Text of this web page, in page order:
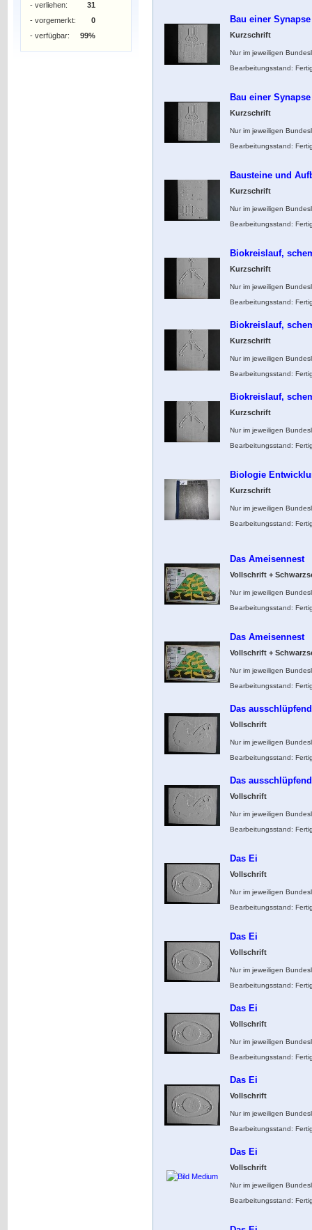
- verliehen:
31
- vorgemerkt:
0
- verfügbar:
99%
Bau einer Synapse
Kurzschrift
Nur im jeweiligen
Bearbeitungsstand:
Bau einer Synapse
Kurzschrift
Nur im jeweiligen
Bearbeitungsstand:
Bausteine und
Kurzschrift
Nur im jeweiligen
Bearbeitungsstand:
Biokreislauf,
Kurzschrift
Nur im jeweiligen
Bearbeitungsstand:
Biokreislauf,
Kurzschrift
Nur im jeweiligen
Bearbeitungsstand:
Biokreislauf,
Kurzschrift
Nur im jeweiligen
Bearbeitungsstand:
Biologie
Kurzschrift
Nur im jeweiligen
Bearbeitungsstand:
Das Ameisennest
Vollschrift +
Nur im jeweiligen
Bearbeitungsstand:
Das Ameisennest
Vollschrift +
Nur im jeweiligen
Bearbeitungsstand:
Das
Vollschrift
Nur im jeweiligen
Bearbeitungsstand:
Das
Vollschrift
Nur im jeweiligen
Bearbeitungsstand:
Das Ei
Vollschrift
Nur im jeweiligen
Bearbeitungsstand:
Das Ei
Vollschrift
Nur im jeweiligen
Bearbeitungsstand:
Das Ei
Vollschrift
Nur im jeweiligen
Bearbeitungsstand:
Das Ei
Vollschrift
Nur im jeweiligen
Bearbeitungsstand:
Das Ei
Vollschrift
Nur im jeweiligen
Bearbeitungsstand: